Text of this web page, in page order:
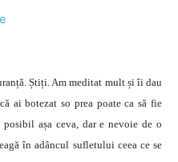
Știți. Am meditat mult și îi dau
ai botezat so prea poate ca să fie
așa ceva, dar e nevoie de o
în adâncul sufletului ceea ce se